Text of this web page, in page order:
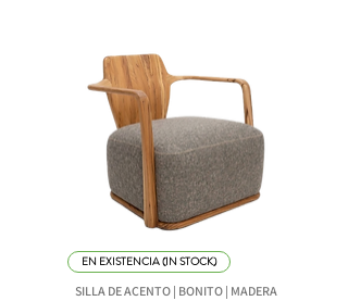
EN EXISTENCIA (IN STOCK)
SILLA DE ACENTO | BONITO | MADERA